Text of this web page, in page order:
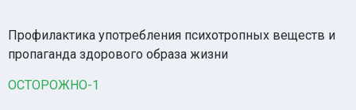
Профилактика употребления психотропных веществ и
пропаганда здорового образа жизни
ОСТОРОЖНО-1